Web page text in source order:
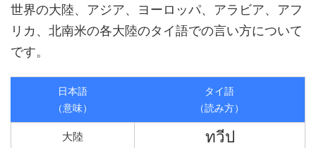
世界の大陸、アジア、ヨーロッパ、アラビア、アフ
リカ、北南米の各大陸のタイ語での言い方について
です。
日本語
（意味）
タイ語
（読み方）
大陸 ทวีป